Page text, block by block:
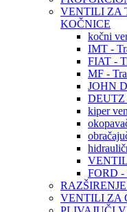
VENTILI ZA
KOČNICE
kočni
IMT -
FIAT -
MF -
JOHN
DEUTZ
kiper
FORD -
VENTILI ZA